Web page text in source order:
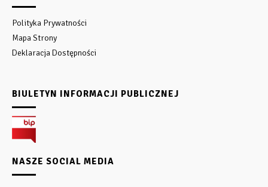
Polityka Prywatności
Mapa Strony
Deklaracja Dostępności
BIULETYN INFORMACJI PUBLICZNEJ
NASZE SOCIAL MEDIA